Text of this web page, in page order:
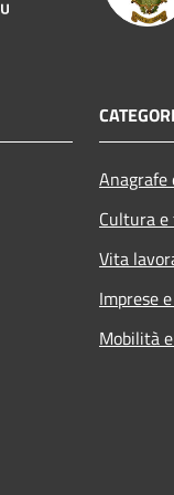
Cultura
Vita
Imprese
Mobilità